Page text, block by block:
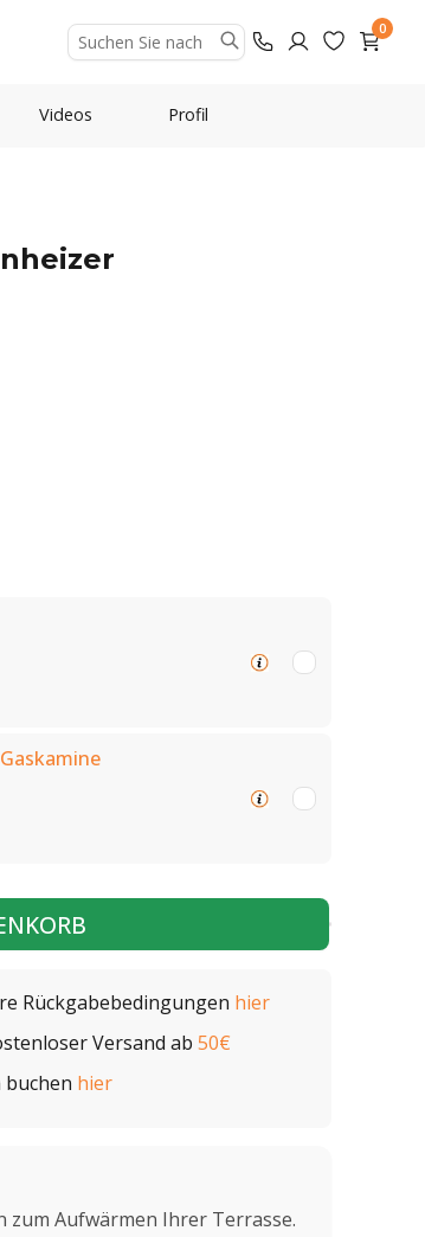
0
Videos Profil
Rückgabebedingungen hier
Versand ab 50€
hier
zum Aufwärmen Ihrer Terrasse.